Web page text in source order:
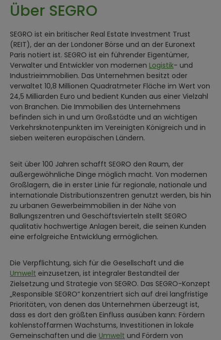
Über SEGRO
SEGRO ist ein britischer Real Estate Investment Trust
(REIT), der an der Londoner Börse und an der Euronext
Paris notiert ist. SEGRO ist ein führender Eigentümer,
Verwalter und Entwickler von modernen Logistik- und
Industrieimmobilien. Das Unternehmen besitzt oder
verwaltet 10,8 Millionen Quadratmeter Fläche im Wert von
24,5 Milliarden Euro und bedient Kunden aus einer Vielzahl
von Branchen. Die Immobilien des Unternehmens
befinden sich in und um Großstädte und an wichtigen
Verkehrsknotenpunkten im Vereinigten Königreich und in
sieben weiteren europäischen Ländern.
Seit über 100 Jahren schafft SEGRO den Raum, der
außergewöhnliche Dinge möglich macht. Von modernen
Großlagern, die in erster Linie für regionale, nationale und
internationale Distributionszentren genutzt werden, bis hin
zu urbanen Gewerbeimmobilien in der Nähe von
Ballungszentren und Geschäftsvierteln stellt SEGRO
qualitativ hochwertige Anlagen bereit, die seinen Kunden
eine erfolgreiche Entwicklung ermöglichen.
Die Verpflichtung, sich für die Gesellschaft und die
Umwelt einzusetzen, ist integraler Bestandteil der
Zielsetzung und Strategie von SEGRO. Das SEGRO-Konzept
„Responsible SEGRO“ konzentriert sich auf drei langfristige
Prioritäten, von denen das Unternehmen überzeugt ist,
dass es dort den größten Einfluss ausüben kann: Fördern
kohlenstoffarmen Wachstums, Investitionen in lokale
Gemeinschaften und die Umwelt und Fördern von